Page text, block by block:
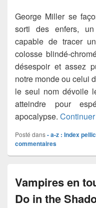
George Miller se
sorti des enfers,
capable de tracer
colosse blindé-
désespoir et assez
notre monde ou celui
le seul nom dévoile
atteindre pour
apocalypse.
Posté dans- a-z : Index
commentaires
Vampires en
Do in the